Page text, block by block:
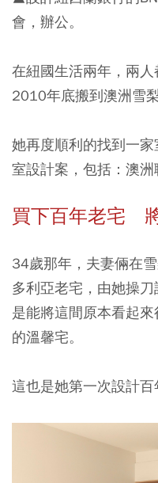
會，辦公。
在紐國生活兩年，兩人
2010年底搬到澳洲雪
她再度順利的找到一
室設計案，包括：澳洲
買下百年老宅
34歲那年，夫妻倆在
多利亞老宅，由她操
是能將這間原本看起
的溫馨宅。
這也是她第一次設計百